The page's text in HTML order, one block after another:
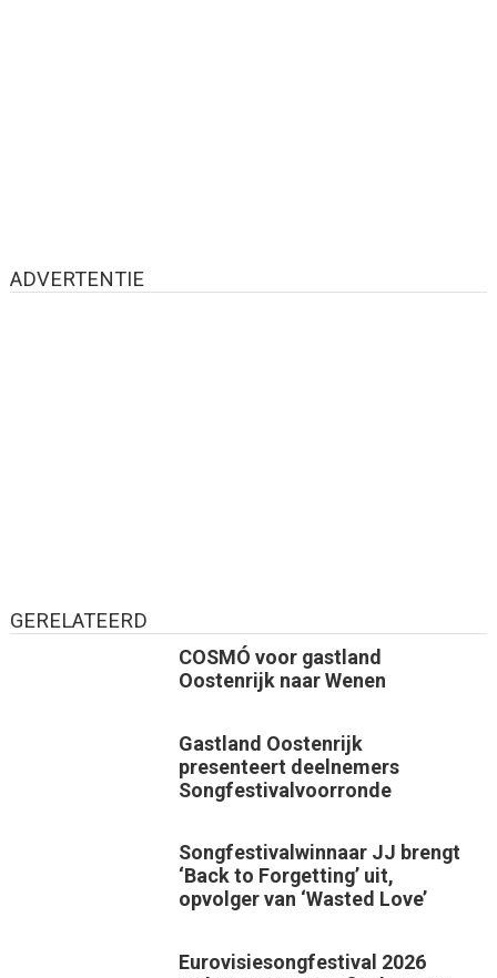
ADVERTENTIE
GERELATEERD
COSMÓ voor gastland
Oostenrijk naar Wenen
Gastland Oostenrijk
presenteert deelnemers
Songfestivalvoorronde
Songfestivalwinnaar JJ brengt
‘Back to Forgetting’ uit,
opvolger van ‘Wasted Love’
Eurovisiesongfestival 2026